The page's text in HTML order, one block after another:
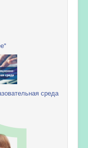
среда